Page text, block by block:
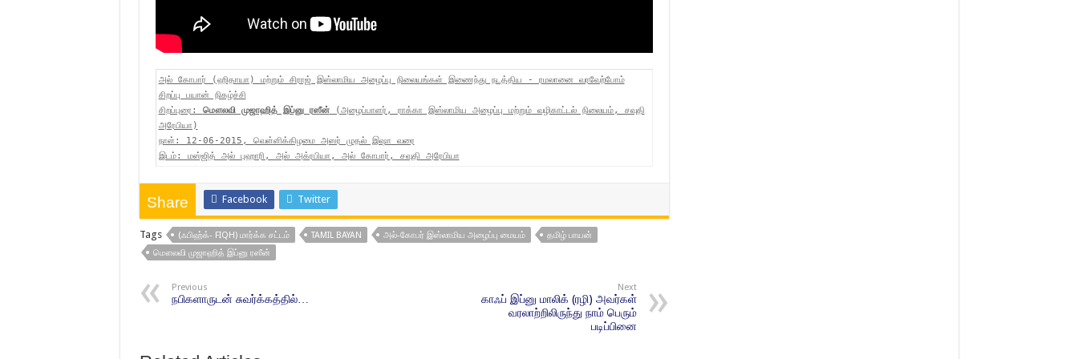
அல் கோபார் (ஹிதாயா) மற்றும் சிராஜ் இஸ்லாமிய அழைப்பு நிலையங்கள் இணைந்து நடத்திய - ரமலானை வரவேற்போம்
சிறப்பு பயான் நிகழ்ச்சி
சிறப்புரை: மௌலவி முஜாஹித் இப்னு ரஸீன்(அழைப்பாளர், ராக்கா இஸ்லாமிய அழைப்பு மற்றும் வழிகாட்டல் நிலையம், சவுதி
அரேபியா)
நாள்: 12-06-2015, வெள்ளிக்கிழமை அஸர் முதல் இஷா வரை
இடம்: மஸ்ஜித் அல் புஹாரி, அல் அக்ரபியா, அல் கோபார், சவுதி அரேபியா
Share Facebook Twitter
Tags (ஃபிஹ்க்- FIQH) மார்க்க சட்டம் TAMIL BAYAN அல்-கோபர் இஸ்லாமிய அழைப்பு மையம்
தமிழ் பாயன்
மௌலவி முஜாஹித் இப்னு ரஸீன்
Previous
நபிகளாருடன் சுவர்க்கத்தில்…
Next
காஃப் இப்னு மாலிக் (ரழி) அவர்கள்
வரலாற்றிலிருந்து நாம் பெரும்
படிப்பினை